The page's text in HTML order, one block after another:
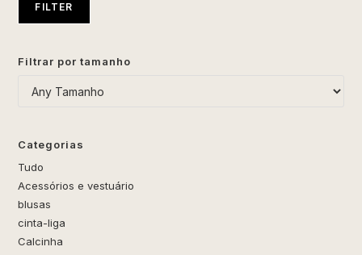
FILTER
Filtrar por tamanho
Categorias
Tudo
Acessórios e vestuário
blusas
cinta-liga
Calcinha